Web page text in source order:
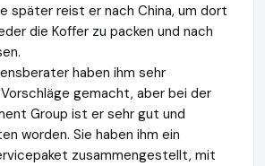
später reist er nach China, um dort
die Koffer zu packen und nach
haben ihm sehr
gemacht, aber bei der
Group ist er sehr gut und
worden. Sie haben ihm ein
zusammengestellt, mit